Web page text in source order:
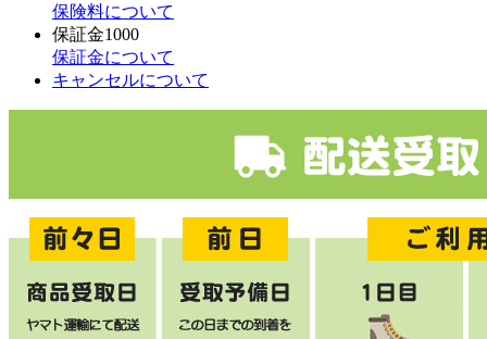
保険料について
保証金1000
保証金について
キャンセルについて